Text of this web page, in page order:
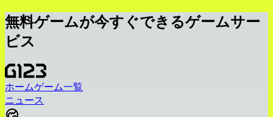
無料ゲームが今すぐできるゲームサー
ビス
ホームゲーム一覧
ニュース